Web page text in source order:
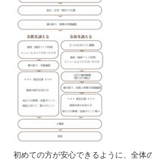
初めての方が安心できるように、全体